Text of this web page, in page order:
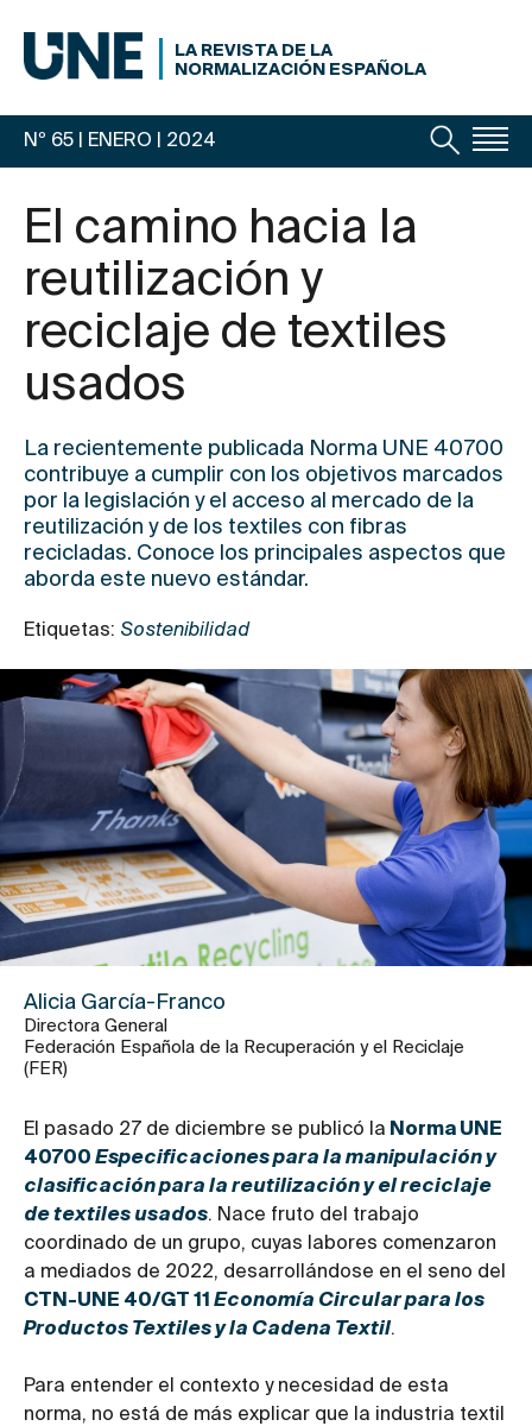
LA REVISTA DE LA
NORMALIZACIÓN ESPAÑOLA
Nº 65 | ENERO | 2024
El camino hacia la
reutilización y
reciclaje de textiles
usados
La recientemente publicada Norma UNE 40700
contribuye a cumplir con los objetivos marcados
por la legislación y el acceso al mercado de la
reutilización y de los textiles con fibras
recicladas. Conoce los principales aspectos que
aborda este nuevo estándar.
Etiquetas: Sostenibilidad
Alicia García-Franco
Directora General
Federación Española de la Recuperación y el Reciclaje
(FER)
El pasado 27 de diciembre se publicó la Norma UNE
40700 Especificaciones para la manipulación y
clasificación para la reutilización y el reciclaje
de textiles usados. Nace fruto del trabajo
coordinado de un grupo, cuyas labores comenzaron
a mediados de 2022, desarrollándose en el seno del
CTN-UNE 40/GT 11 Economía Circular para los
Productos Textiles y la Cadena Textil.
Para entender el contexto y necesidad de esta
norma, no está de más explicar que la industria textil